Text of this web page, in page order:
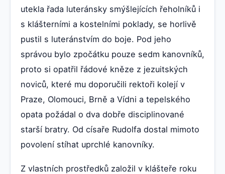
utekla řada luteránsky smýšlejících řeholníků i
s klášterními a kostelními poklady, se horlivě
pustil s luteránstvím do boje. Pod jeho
správou bylo zpočátku pouze sedm kanovníků,
proto si opatřil řádové kněze z jezuitských
noviců, které mu doporučili rektoři kolejí v
Praze, Olomouci, Brně a Vídni a tepelského
opata požádal o dva dobře disciplinované
starší bratry. Od císaře Rudolfa dostal mimoto
povolení stíhat uprchlé kanovníky.
Z vlastních prostředků založil v klášteře roku